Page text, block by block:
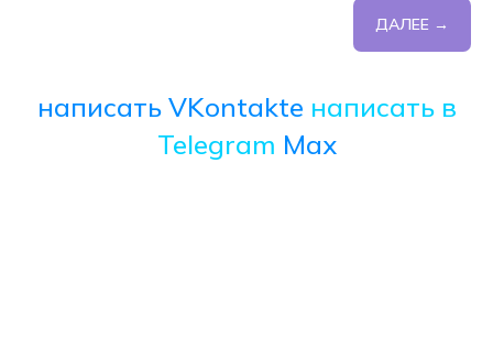
ДАЛЕЕ →
написать VKontakte написать в
Telegram Max